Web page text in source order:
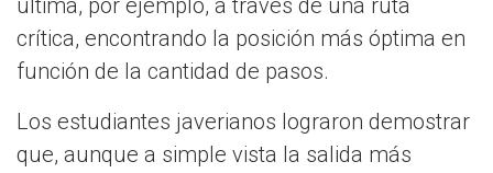
última, por ejemplo, a través de una ruta
crítica, encontrando la posición más óptima en
función de la cantidad de pasos.
Los estudiantes javerianos lograron demostrar
que, aunque a simple vista la salida más